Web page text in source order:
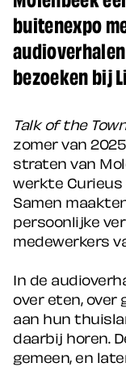
buitenexpo
bezoeken bij
Talk of the
zomer van
straten van
werkte Curieus
Samen
persoonlijke
medewerkers
In de
over eten, over
aan hun
daarbij horen.
gemeen, en